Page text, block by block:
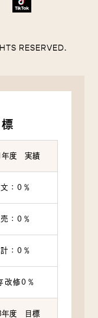
RESERVED.
年度 実績
：0％
：0％
：0％
改修0％
年度 目標